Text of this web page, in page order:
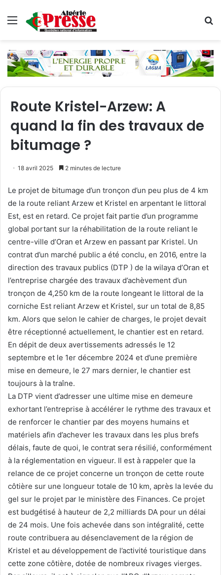
Menu
Route Kristel-Arzew: A
quand la fin des travaux de
bitumage ?
18 avril 2025 2 minutes de lecture
Le projet de bitumage d’un tronçon d’un peu plus de 4 km
de la route reliant Arzew et Kristel en arpentant le littoral
Est, est en retard. Ce projet fait partie d’un programme
global portant sur la réhabilitation de la route reliant le
centre-ville d’Oran et Arzew en passant par Kristel. Un
contrat d’un marché public a été conclu, en 2016, entre la
direction des travaux publics (DTP ) de la wilaya d’Oran et
l’entreprise chargée des travaux d’achèvement d’un
tronçon de 4,250 km de la route longeant le littoral de la
corniche Est reliant Arzew et Kristel, sur un total de 8,85
km. Alors que selon le cahier de charges, le projet devait
être réceptionné actuellement, le chantier est en retard.
En dépit de deux avertissements adressés le 12
septembre et le 1er décembre 2024 et d’une première
mise en demeure, le 27 mars dernier, le chantier est
toujours à la traîne.
La DTP vient d’adresser une ultime mise en demeure
exhortant l’entreprise à accélérer le rythme des travaux et
de renforcer le chantier par des moyens humains et
matériels afin d’achever les travaux dans les plus brefs
délais, faute de quoi, le contrat sera résilié, conformément
à la réglementation en vigueur. Il est à rappeler que la
relance de ce projet concerne un tronçon de cette route
côtière sur une longueur totale de 10 km, après la levée du
gel sur le projet par le ministère des Finances. Ce projet
est budgétisé à hauteur de 2,2 milliards DA pour un délai
de 24 mois. Une fois achevée dans son intégralité, cette
route contribuera au désenclavement de la région de
Kristel et au développement de l’activité touristique dans
cette zone côtière, dotée de nombreux rivages vierges.